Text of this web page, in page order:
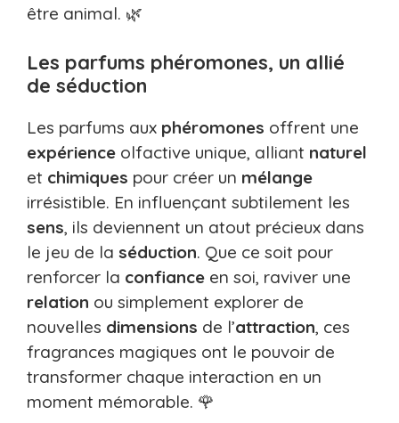
être animal. 🌿
Les parfums phéromones, un allié
de séduction
Les parfums aux phéromones offrent une
expérience olfactive unique, alliant naturel
et chimiques pour créer un mélange
irrésistible. En influençant subtilement les
sens, ils deviennent un atout précieux dans
le jeu de la séduction. Que ce soit pour
renforcer la confiance en soi, raviver une
relation ou simplement explorer de
nouvelles dimensions de l’attraction, ces
fragrances magiques ont le pouvoir de
transformer chaque interaction en un
moment mémorable. 🌹